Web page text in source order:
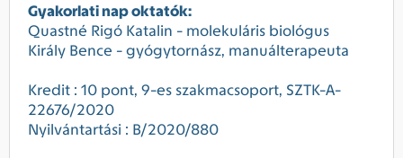
Gyakorlati nap oktatók:
Quastné Rigó Katalin - molekuláris biológus
Király Bence - gyógytornász, manuálterapeuta
Kredit : 10 pont, 9-es szakmacsoport, SZTK-A-
22676/2020
Nyilvántartási : B/2020/880